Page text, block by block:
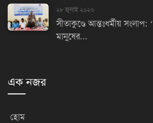
২৮ জুলাই ২০২৬
সীতাকুণ্ডে আন্তঃধর্মীয় সংলাপ:
মানুষের...
এক নজর
হোম